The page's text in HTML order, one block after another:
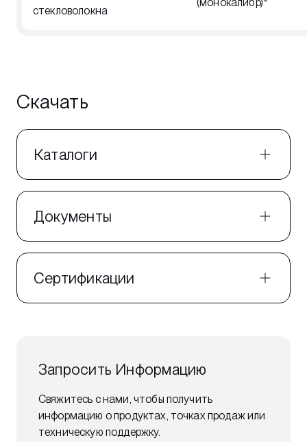
стекловолокна
Скачать
Каталоги
Документы
Сертификации
Запросить Информацию
Свяжитесь с нами, чтобы получить
информацию о продуктах, точках продаж или
техническую поддержку.